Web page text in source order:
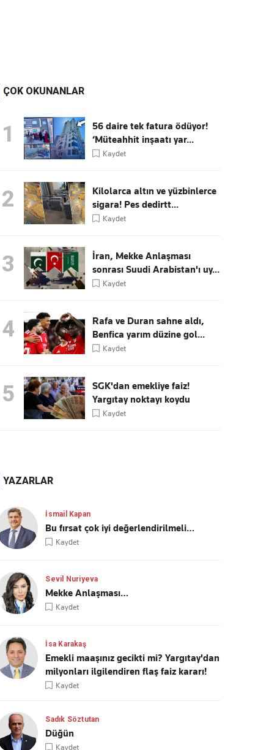
ÇOK OKUNANLAR
1
56 daire tek fatura ödüyor!
‘Müteahhit inşaatı yar...
Kaydet
2
Kilolarca altın ve yüzbinlerce
sigara! Pes dedirtt...
Kaydet
3
İran, Mekke Anlaşması
sonrası Suudi Arabistan'ı uy...
Kaydet
4
Rafa ve Duran sahne aldı,
Benfica yarım düzine gol...
Kaydet
5
SGK'dan emekliye faiz!
Yargıtay noktayı koydu
Kaydet
YAZARLAR
İsmail Kapan
Bu fırsat çok iyi değerlendirilmeli…
Kaydet
Sevil Nuriyeva
Mekke Anlaşması…
Kaydet
İsa Karakaş
Emekli maaşınız gecikti mi? Yargıtay'dan
milyonları ilgilendiren flaş faiz kararı!
Kaydet
Sadık Söztutan
Düğün
Kaydet